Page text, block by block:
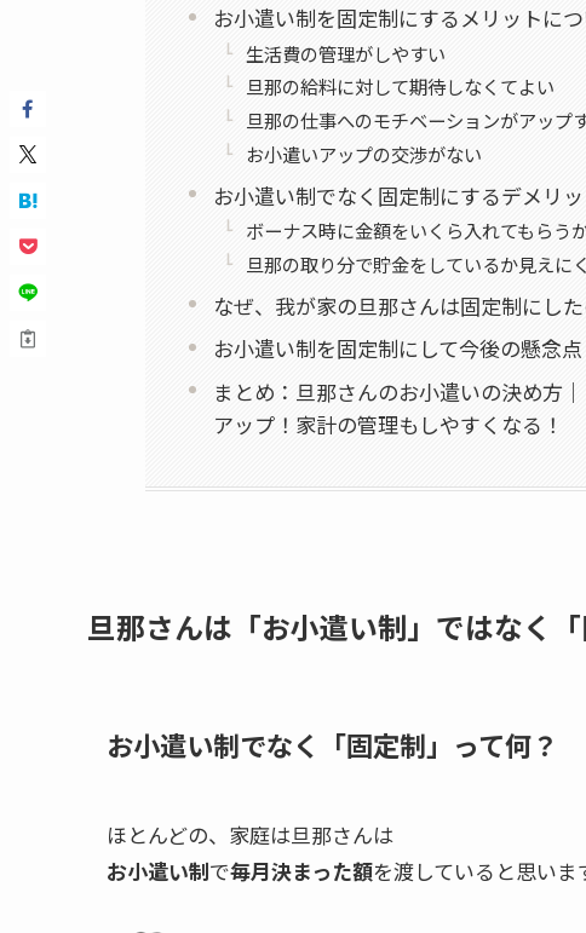
お小遣い制を固定制にするメリットに
生活費の管理がしやすい
旦那の給料に対して期待しなくてよい
旦那の仕事へのモチベーションがアップ
お小遣いアップの交渉がない
お小遣い制でなく固定制にするデメリ
ボーナス時に金額をいくら入れてもらう
旦那の取り分で貯金をしているか見えに
なぜ、我が家の旦那さんは固定制にし
お小遣い制を固定制にして今後の懸念点
まとめ：旦那さんのお小遣いの決め方
アップ！家計の管理もしやすくなる！
旦那さんは「お小遣い制」ではなく「
お小遣い制でなく「固定制」って何？
ほとんどの、家庭は旦那さんは
お小遣い制で毎月決まった額を渡していると思いま